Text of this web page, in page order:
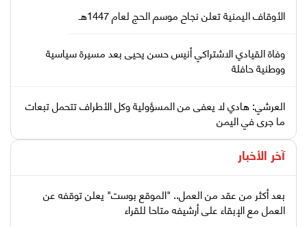
الأوقاف اليمنية تعلن نجاح موسم الحج لعام 1447هـ
وفاة القيادي الاشتراكي أنيس حسن يحيى بعد مسيرة سياسية
ووطنية حافلة
العرشي: هادي لا يعفى من المسؤولية وكل الأطراف تتحمل تبعات
ما جرى في اليمن
آخر الأخبار
بعد أكثر من عقد من العمل.. "الموقع بوست" يعلن توقفه عن
العمل مع الإبقاء على أرشيفه متاحا للقراء